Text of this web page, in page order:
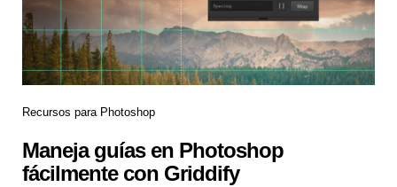
Recursos para Photoshop
Maneja guías en Photoshop
fácilmente con Griddify